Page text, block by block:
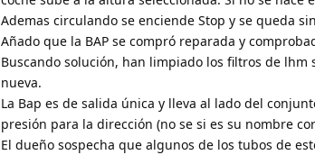
Ademas circulando se enciende Stop y se queda
Añado que la BAP se compró reparada y
Buscando solución, han limpiado los filtros de
nueva.
La Bap es de salida única y lleva al lado del
presión para la dirección (no se si es su nombre
El dueño sospecha que algunos de los tubos de